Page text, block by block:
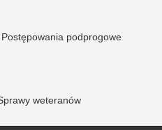
Postępowania podprogowe
weteranów